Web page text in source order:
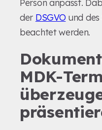
Person anpasst.
der DSGVO und
beachtet werden.
MDK-